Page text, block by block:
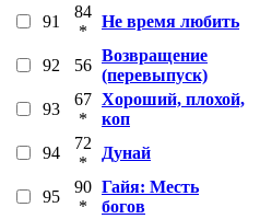
91
84
*
Не время любить
92 56
Возвращение
(перевыпуск)
93
67
*
Хороший, плохой,
коп
94
72
*
Дунай
95
90
*
Гайя: Месть
богов